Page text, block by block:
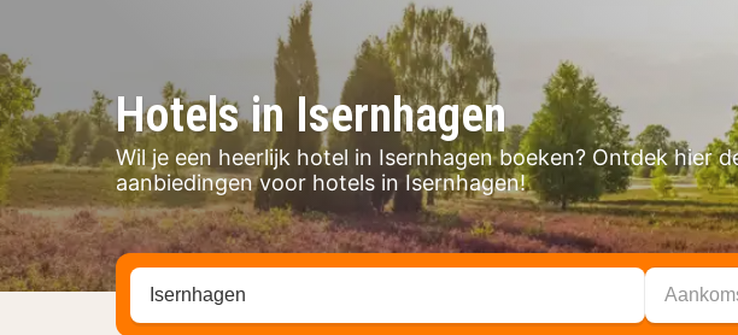
Hotels in Isernhagen
Wil je een heerlijk hotel in Isernhagen boeken? Ontdek hier
aanbiedingen voor hotels in Isernhagen!
Zoek op hotel, regio of stad